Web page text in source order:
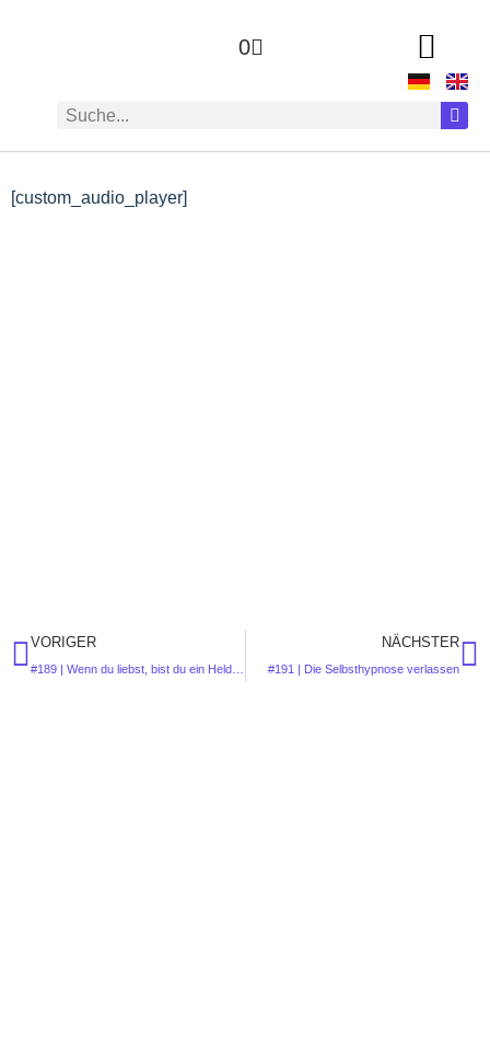
0
[custom_audio_player]
VORIGER NÄCHSTER
#191 | Die Selbsthypnose verlassen